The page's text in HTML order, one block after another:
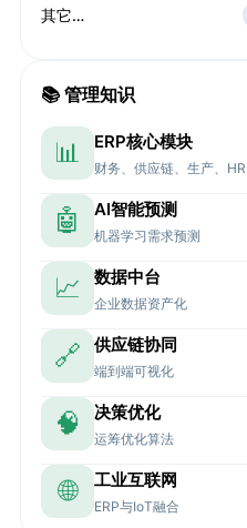
其它…
📚 管理知识
📊 ERP核心模块
财务、供应链、生产、HR
🤖 AI智能预测
机器学习需求预测
📈 数据中台
企业数据资产化
🔗 供应链协同
端到端可视化
🧠 决策优化
运筹优化算法
🌐 工业互联网
ERP与IoT融合